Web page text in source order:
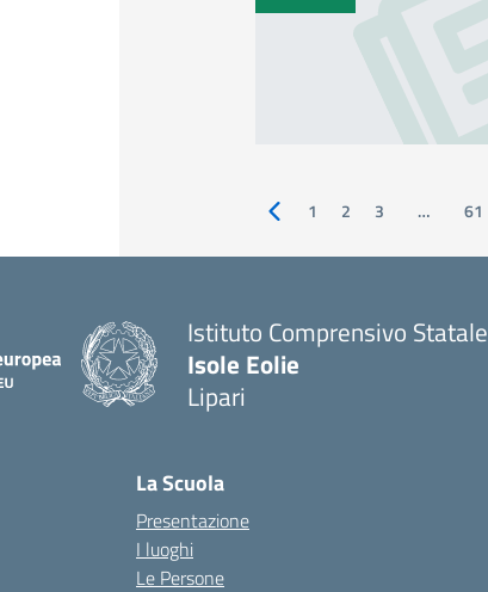
Pagina precedente
1 2 3 … 61
Istituto Comprensivo Statale
Isole Eolie
Lipari
La Scuola
Presentazione
I luoghi
Le Persone